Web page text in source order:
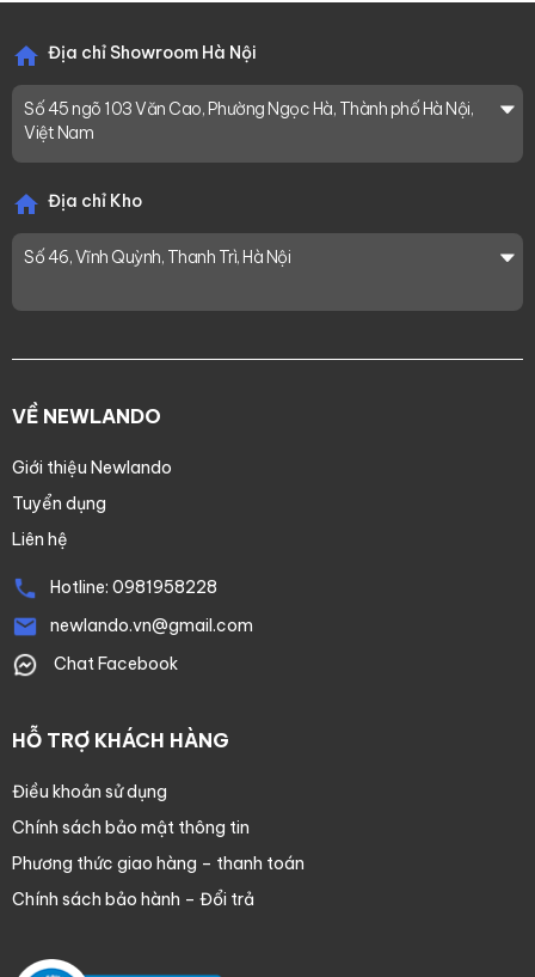
Địa chỉ Showroom Hà Nội
Số 45 ngõ 103 Văn Cao, Phường Ngọc Hà, Thành phố Hà Nội,
Việt Nam
Địa chỉ Kho
Số 46, Vĩnh Quỳnh, Thanh Trì, Hà Nội
VỀ NEWLANDO
Giới thiệu Newlando
Tuyển dụng
Liên hệ
Hotline: 0981958228
newlando.vn@gmail.com
Chat Facebook
HỖ TRỢ KHÁCH HÀNG
Điều khoản sử dụng
Chính sách bảo mật thông tin
Phương thức giao hàng – thanh toán
Chính sách bảo hành – Đổi trả